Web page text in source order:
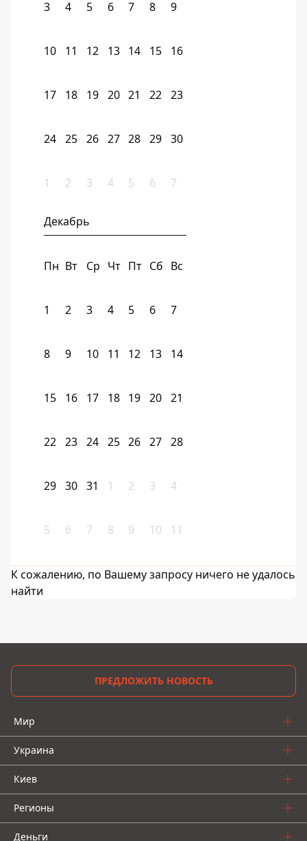
3 4 5 6 7 8 9
10 11 12 13 14 15 16
17 18 19 20 21 22 23
24 25 26 27 28 29 30
1 2 3 4 5 6 7
Декабрь
Пн Вт Ср Чт Пт Сб Вс
1 2 3 4 5 6 7
8 9 10 11 12 13 14
15 16 17 18 19 20 21
22 23 24 25 26 27 28
29 30 31 1 2 3 4
5 6 7 8 9 10 11
К сожалению, по Вашему запросу ничего не удалось
найти
ПРЕДЛОЖИТЬ НОВОСТЬ
Мир
Украина
Киев
Регионы
Деньги